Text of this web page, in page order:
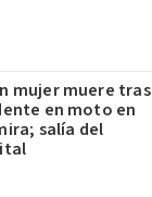
mujer muere tras
en moto en
salía del